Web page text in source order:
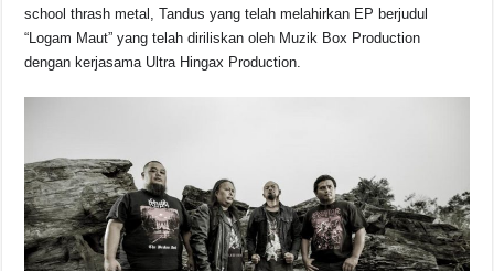
school thrash metal, Tandus yang telah melahirkan EP berjudul
“Logam Maut” yang telah diriliskan oleh Muzik Box Production
dengan kerjasama Ultra Hingax Production.